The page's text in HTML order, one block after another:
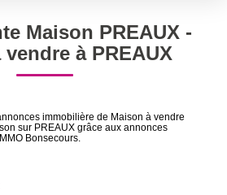
AGENCE
Surface min
Maison PREAUX -
à PREAUX
immobilière de Maison à vendre
sur PREAUX grâce aux annonces
Bonsecours.